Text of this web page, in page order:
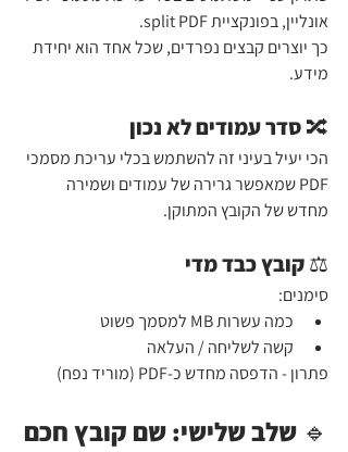
אונליין, בפונקציית split PDF.
כך יוצרים קבצים נפרדים, שכל אחד הוא יחידת
מידע.
🔀 סדר עמודים לא נכון
הכי יעיל בעיני זה להשתמש בכלי עריכת מסמכי
PDF שמאפשר גרירה של עמודים ושמירה
מחדש של הקובץ המתוקן.
⚖ קובץ כבד מדי
סימנים:
כמה עשרות MB למסמך פשוט
קשה לשליחה / העלאה
פתרון - הדפסה מחדש כ-PDF (מוריד נפח)
🔹 שלב שלישי: שם קובץ חכם